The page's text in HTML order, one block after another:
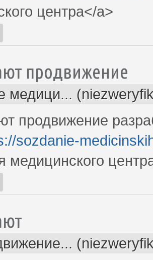
центра</a>
продвижение
медици...
продвижение
sozdanie-
медицинского